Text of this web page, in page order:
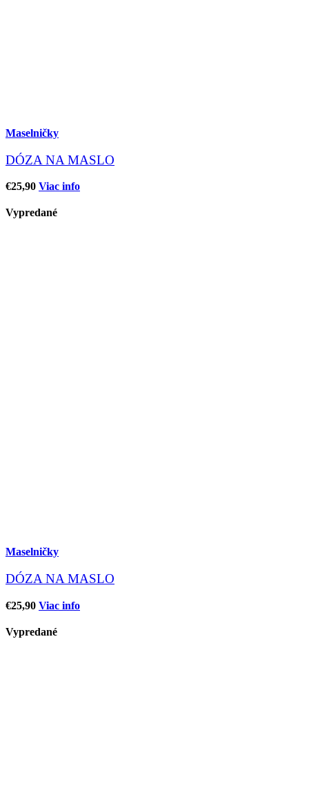
Maselničky
DÓZA NA MASLO
€25,90 Viac info
Vypredané
Maselničky
DÓZA NA MASLO
€25,90 Viac info
Vypredané